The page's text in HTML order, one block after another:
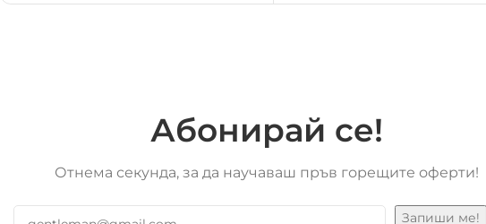
Абонирай се!
Отнема секунда, за да научаваш пръв горещите оферти!